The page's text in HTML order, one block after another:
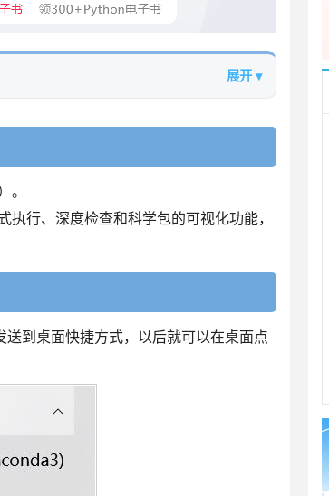
展开 ▾
。
行、深度检查和科学包的可视化功能，
送到桌面快捷方式，以后就可以在桌面点